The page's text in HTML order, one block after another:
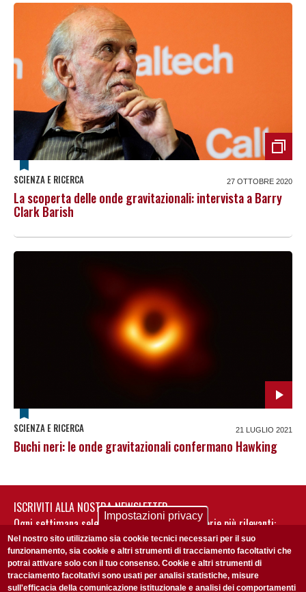
SCIENZA E RICERCA 27 OTTOBRE 2020
La scoperta delle onde gravitazionali: intervista a Barry
Clark Barish
SCIENZA E RICERCA 21 LUGLIO 2021
Buchi neri: le onde gravitazionali confermano Hawking
ISCRIVITI ALLA NOSTRA NEWSLETTER
Ogni settimana selezioniamo per te nostre storie più rilevanti:
non perderti gli aggiornamenti della nostra newsletter
Impostazioni privacy
Nel nostro sito utilizziamo sia cookie tecnici necessari per il suo
funzionamento, sia cookie e altri strumenti di tracciamento facoltativi che
potrai attivare solo con il tuo consenso. Cookie e altri strumenti di
tracciamento facoltativi sono usati per analisi statistiche, misure
sull'efficacia della comunicazione istituzionale e analisi dei comportamenti